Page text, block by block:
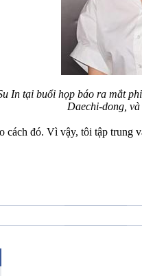
In tại buổi họp báo ra mắt
Daechi-dong,
cách đó. Vì vậy, tôi tập trung